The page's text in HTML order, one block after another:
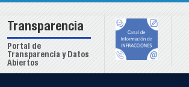
Transparencia
Portal de
Transparencia y Datos
Abiertos